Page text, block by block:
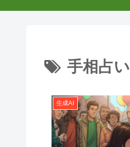
手相占い
生成AI